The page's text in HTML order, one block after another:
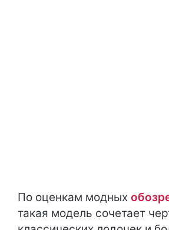
По оценкам модных
такая модель сочетает